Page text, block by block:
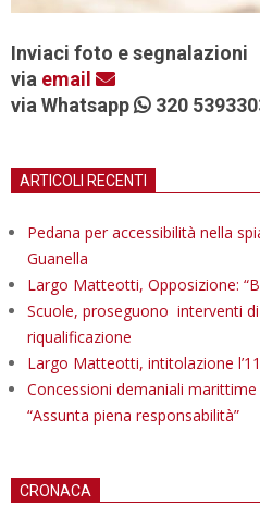
Inviaci foto e segnalazioni
via email
via Whatsapp
320
ARTICOLI RECENTI
Pedana per accessibilità nella
Guanella
Largo Matteotti, Opposizione:
Scuole, proseguono interventi
riqualificazione
Largo Matteotti, intitolazione
Concessioni demaniali
“Assunta piena responsabilità”
CRONACA